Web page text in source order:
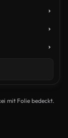
mit Folie bedeckt.